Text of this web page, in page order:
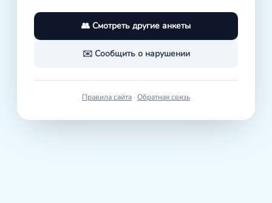
👥 Смотреть другие анкеты
✉️ Сообщить о нарушении
Правила сайта · Обратная связь